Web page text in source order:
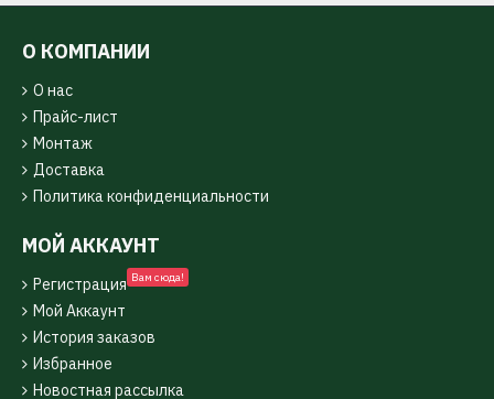
О КОМПАНИИ
О нас
Прайс-лист
Монтаж
Доставка
Политика конфиденциальности
МОЙ АККАУНТ
Регистрация Вам сюда!
Мой Аккаунт
История заказов
Избранное
Новостная рассылка